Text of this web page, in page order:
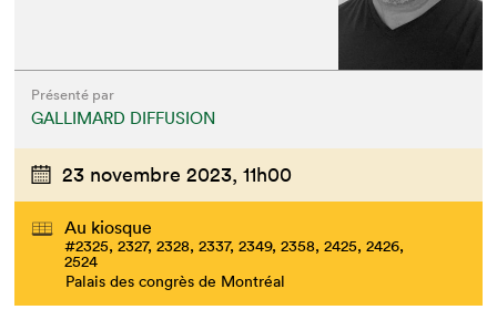
Présenté par
GALLIMARD DIFFUSION
23 novembre 2023, 11h00
Au kiosque
#2325, 2327, 2328, 2337, 2349, 2358, 2425, 2426,
2524
Palais des congrès de Montréal